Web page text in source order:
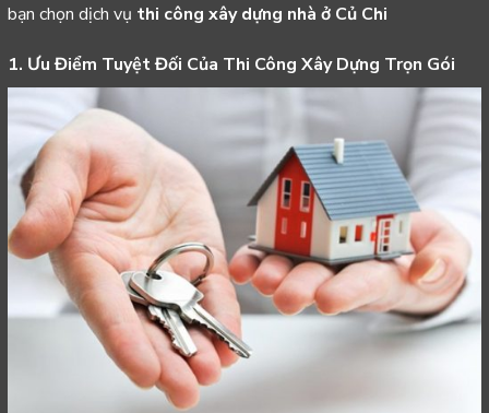
bạn chọn dịch vụ thi công xây dựng nhà ở Củ Chi
1. Ưu Điểm Tuyệt Đối Của Thi Công Xây Dựng Trọn Gói